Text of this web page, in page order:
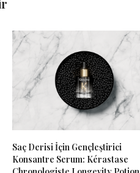
Saç Derisi İçin Gençleştirici
Konsantre Serum: Kérastase